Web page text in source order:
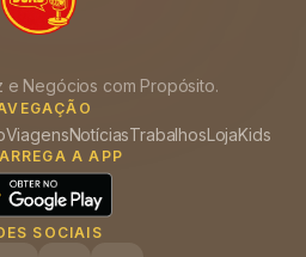
e Negócios com Propósito.
ViagensNotíciasTrabalhosLojaKids
A APP
SOCIAIS